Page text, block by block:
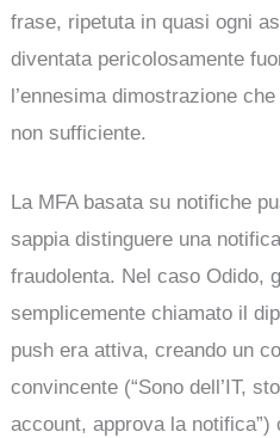
frase, ripetuta in quasi ogni
diventata pericolosamente
l’ennesima dimostrazione
non sufficiente.
La MFA basata su notifiche
sappia distinguere una
fraudolenta. Nel caso Odido,
semplicemente chiamato il
push era attiva, creando un
convincente (“Sono dell’IT,
account, approva la